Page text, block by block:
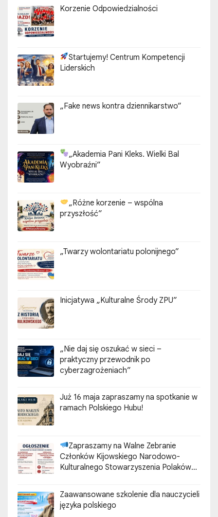
Korzenie Odpowiedzialności
Startujemy! Centrum Kompetencji
Liderskich
„Fake news kontra dziennikarstwo”
„Akademia Pani Kleks. Wielki Bal
Wyobraźni”
„Różne korzenie – wspólna
przyszłość”
„Twarzy wolontariatu polonijnego”
Inicjatywa „Kulturalne Środy ZPU”
„Nie daj się oszukać w sieci –
praktyczny przewodnik po
cyberzagrożeniach”
Już 16 maja zapraszamy na spotkanie w
ramach Polskiego Hubu!
Zapraszamy na Walne Zebranie
Członków Kijowskiego Narodowo-
Kulturalnego Stowarzyszenia Polaków
Zaawansowane szkolenie dla nauczycieli
języka polskiego